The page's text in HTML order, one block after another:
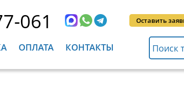
061 Оставить
ОПЛАТА КОНТАКТЫ